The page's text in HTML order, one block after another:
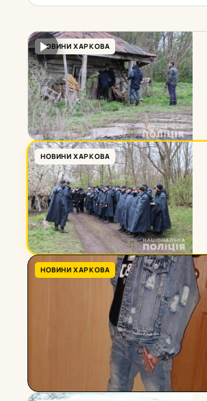
НОВИНИ ХАРКОВА
НОВИНИ ХАРКОВА
НОВИНИ ХАРКОВА